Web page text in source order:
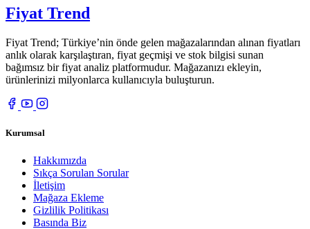
Fiyat Trend
Fiyat Trend; Türkiye’nin önde gelen mağazalarından alınan fiyatları
anlık olarak karşılaştıran, fiyat geçmişi ve stok bilgisi sunan
bağımsız bir fiyat analiz platformudur. Mağazanızı ekleyin,
ürünlerinizi milyonlarca kullanıcıyla buluşturun.
Kurumsal
Hakkımızda
Sıkça Sorulan Sorular
İletişim
Mağaza Ekleme
Gizlilik Politikası
Basında Biz